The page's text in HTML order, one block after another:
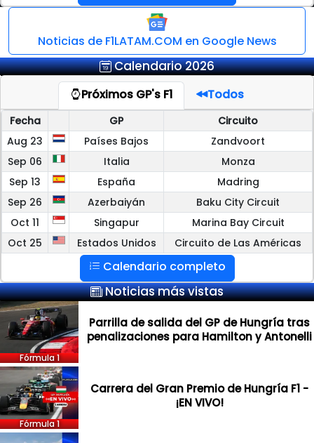
Noticias de F1LATAM.COM en Google News
Calendario 2026
Próximos GP's F1 Todos
Fecha GP
Circuito
Aug 23
Países Bajos
Zandvoort
Sep 06
Italia
Monza
Sep 13
España
Madring
Sep 26
Azerbaiyán
Baku City Circuit
Oct 11
Singapur
Marina Bay Circuit
Oct 25
Estados Unidos Circuito de Las Américas
Calendario completo
Noticias más vistas
Fórmula 1
Parrilla de salida del GP de Hungría tras
penalizaciones para Hamilton y Antonelli
Fórmula 1
Carrera del Gran Premio de Hungría F1 -
¡EN VIVO!